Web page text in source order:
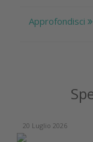
Approfondisci
17 Dicembre 2025